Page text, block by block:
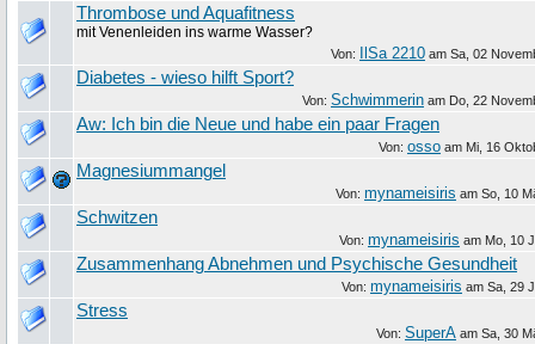
Thrombose und Aquafitness
mit Venenleiden ins warme Wasser?
Von: IlSa 2210 am Sa, 02
Diabetes - wieso hilft Sport?
Von: Schwimmerin am Do, 22
Aw: Ich bin die Neue und habe ein paar Fragen
Von: osso am Mi, 16
Magnesiummangel
Von: mynameisiris am So, 10
Schwitzen
Von: mynameisiris am Mo, 10
Zusammenhang Abnehmen und Psychische Gesundheit
Von: mynameisiris am Sa, 29
Stress
Von: SuperA am Sa, 30